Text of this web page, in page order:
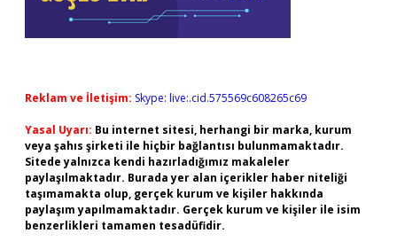
Reklam ve İletişim: Skype: live:.cid.575569c608265c69
Yasal Uyarı: Bu internet sitesi, herhangi bir marka, kurum
veya şahıs şirketi ile hiçbir bağlantısı bulunmamaktadır.
Sitede yalnızca kendi hazırladığımız makaleler
paylaşılmaktadır. Burada yer alan içerikler haber niteliği
taşımamakta olup, gerçek kurum ve kişiler hakkında
paylaşım yapılmamaktadır. Gerçek kurum ve kişiler ile isim
benzerlikleri tamamen tesadüfidir.